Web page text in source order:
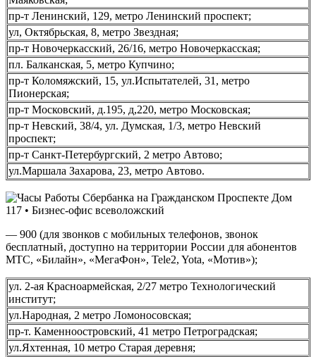
пр-т Ленинский, 129, метро Ленинский проспект;
ул, Октябрьская, 8, метро Звездная;
пр-т Новочеркасский, 26/16, метро Новочеркасская;
пл. Балканская, 5, метро Купчино;
пр-т Коломяжский, 15, ул.Испытателей, 31, метро
Пионерская;
пр-т Московский, д.195, д,220, метро Московская;
пр-т Невский, 38/4, ул. Думская, 1/3, метро Невский
проспект;
пр-т Санкт-Петербургский, 2 метро Автово;
ул.Маршала Захарова, 23, метро Автово.
— 900 (для звонков с мобильных телефонов, звонок
бесплатный, доступно на территории России для абонентов
МТС, «Билайн», «МегаФон», Tele2, Yota, «Мотив»);
ул. 2-ая Красноармейская, 2/27 метро Технологический
институт;
ул.Народная, 2 метро Ломоносовская;
пр-т. Каменноостровский, 41 метро Петроградская;
ул.Яхтенная, 10 метро Старая деревня;